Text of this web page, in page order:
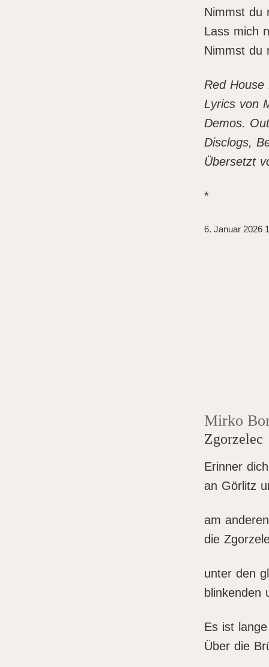
Nimmst du
Lass mich
Nimmst du
Red House
Lyrics von
Demos.
Disclogs,
Übersetzt
*
6. Januar 2026
Mirko
Zgorzelec
Erinner
an Görlitz
am
die
unter den
blinkenden
Es ist
Über die